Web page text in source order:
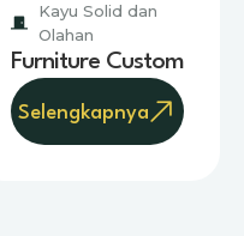
Kayu Solid dan
Olahan
Furniture Custom
Selengkapnya